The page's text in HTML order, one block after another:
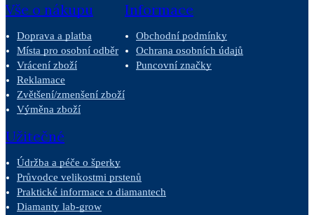
Vše o nákupu
Doprava a platba
Místa pro osobní odběr
Vrácení zboží
Reklamace
Zvětšení/zmenšení zboží
Výměna zboží
Informace
Obchodní podmínky
Ochrana osobních údajů
Puncovní značky
Užitečné
Údržba a péče o šperky
Průvodce velikostmi prstenů
Praktické informace o diamantech
Diamanty lab-grow